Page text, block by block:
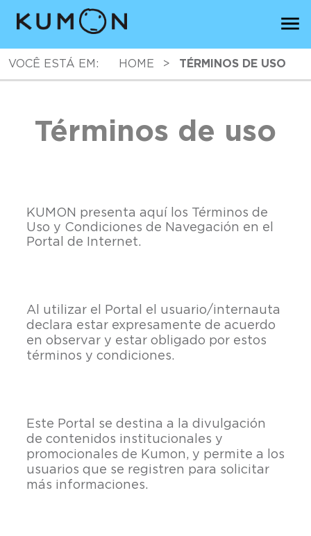
VOCÊ ESTÁ EM: HOME > TÉRMINOS DE USO
Términos de uso
KUMON presenta aquí los Términos de
Uso y Condiciones de Navegación en el
Portal de Internet.
Al utilizar el Portal el usuario/internauta
declara estar expresamente de acuerdo
en observar y estar obligado por estos
términos y condiciones.
Este Portal se destina a la divulgación
de contenidos institucionales y
promocionales de Kumon, y permite a los
usuarios que se registren para solicitar
más informaciones.